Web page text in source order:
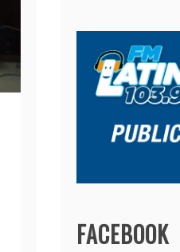
FACEBOOK